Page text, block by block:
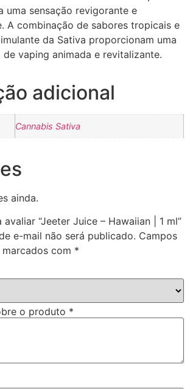
uma sensação revigorante e
A combinação de sabores tropicais e
da Sativa proporcionam uma
de vaping animada e revitalizante.
adicional
Cannabis Sativa
ainda.
“Jeeter Juice – Hawaiian | 1 ml”
e-mail não será publicado. Campos
com *
o produto *